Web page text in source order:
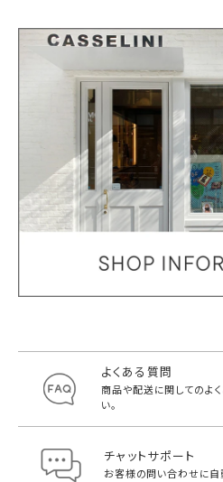
よくある質問
商品や配送に関してのよ
い。
チャットサポート
お客様の問い合わせに自